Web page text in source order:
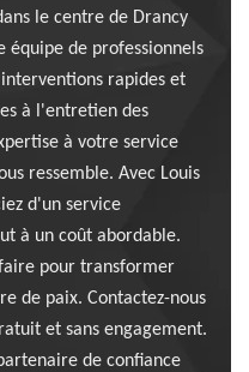
le centre de Drancy
équipe de professionnels
rapides et
à l'entretien des
à votre service
ressemble. Avec Louis
d'un service
à un coût abordable.
pour transformer
de paix. Contactez-nous
et sans engagement.
de confiance